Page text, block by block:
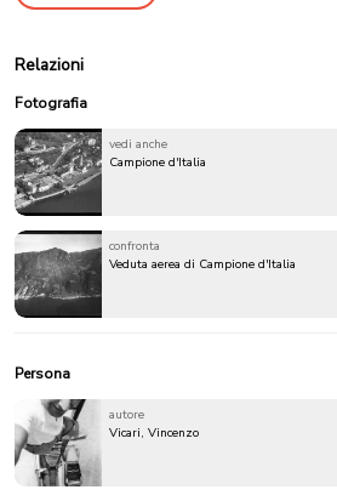
Relazioni
Fotografia
vedi anche
Campione d'Italia
confronta
Veduta aerea di Campione d'Italia
Persona
autore
Vicari, Vincenzo